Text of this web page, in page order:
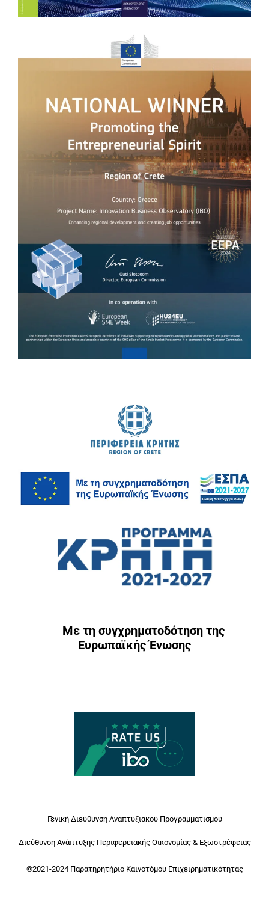
Με τη συγχρηματοδότηση της
Ευρωπαϊκής Ένωσης
Γενική Διεύθυνση Αναπτυξιακού Προγραμματισμού
Διεύθυνση Ανάπτυξης Περιφερειακής Οικονομίας & Εξωστρέφειας
©2021-2024 Παρατηρητήριο Καινοτόμου Επιχειρηματικότητας